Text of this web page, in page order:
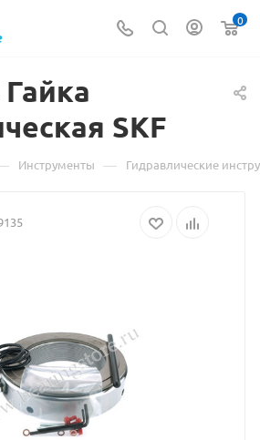
0
Материал
о
товаре
SKF
взят
SKF
Инструменты — Гидравлические